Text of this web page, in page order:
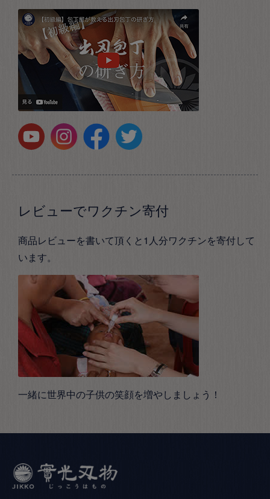
レビューでワクチン寄付
商品レビューを書いて頂くと1人分ワクチンを寄付して
います。
一緒に世界中の子供の笑顔を増やしましょう！